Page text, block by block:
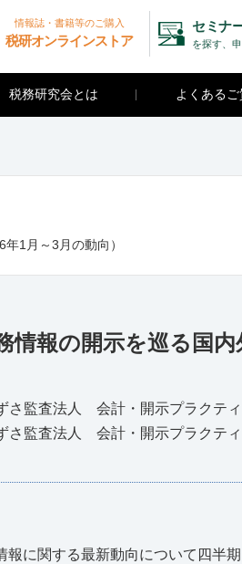
情報誌・書籍等のご購入
税研オンラインストア
セミナ
を探す、
税務研究会とは よくあるご
1月～3月の動向）
報の開示を巡る国内
さ監査法人 会計・開示プラクテ
さ監査法人 会計・開示プラクテ
に関する最新動向について四半